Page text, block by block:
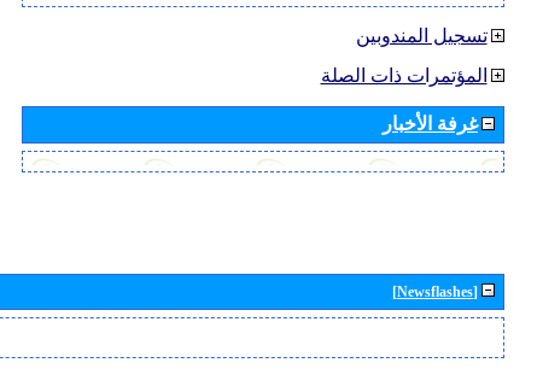
تسجيل المندوبين
المؤتمرات ذات الصلة
غرفة الأخبار
[Newsflashes]